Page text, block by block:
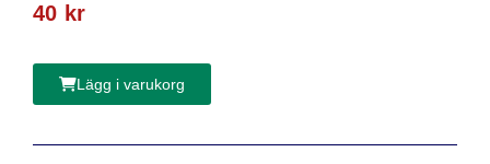
40 kr
Lägg i varukorg